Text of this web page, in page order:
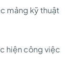
mảng kỹ thuật
hiện công việc